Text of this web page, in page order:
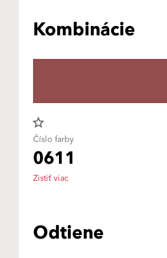
Kombinácie
star_border
Číslo farby
0611
Zistiť viac
Odtiene